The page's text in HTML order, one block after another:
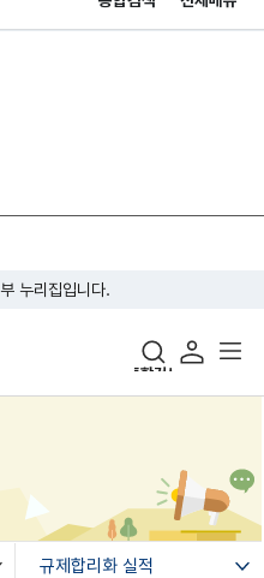
다.